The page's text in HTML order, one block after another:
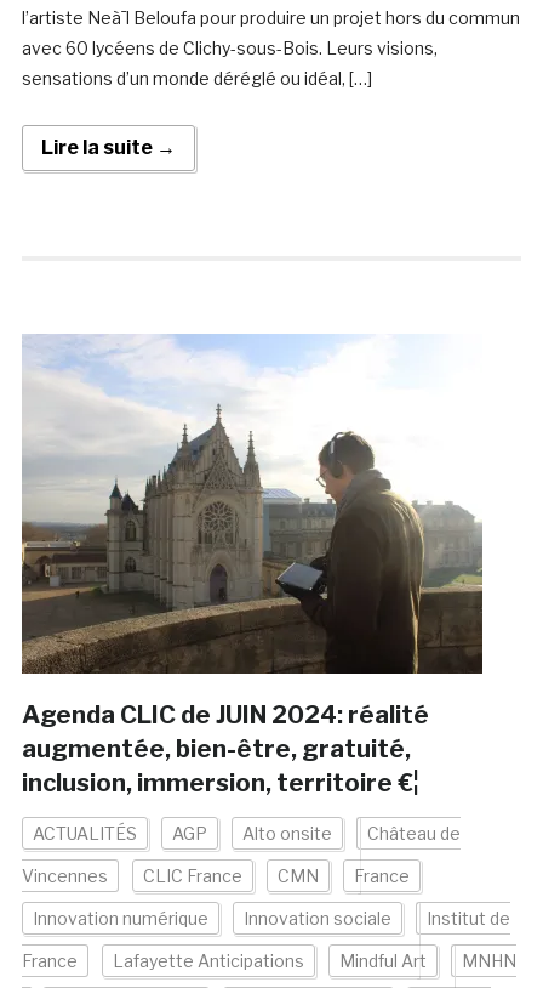
l’artiste Neà¯l Beloufa pour produire un projet hors du commun
avec 60 lycéens de Clichy-sous-Bois. Leurs visions,
sensations d’un monde déréglé ou idéal, […]
Lire la suite →
Agenda CLIC de JUIN 2024: réalité
augmentée, bien-être, gratuité,
inclusion, immersion, territoire €¦
ACTUALITÉS AGP Alto onsite Château de
Vincennes CLIC France CMN France
Innovation numérique Innovation sociale Institut de
France Lafayette Anticipations Mindful Art MNHN